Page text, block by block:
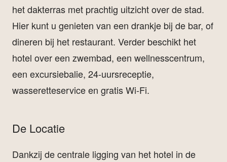
het dakterras met prachtig uitzicht over de stad.
Hier kunt u genieten van een drankje bij de bar, of
dineren bij het restaurant. Verder beschikt het
hotel over een zwembad, een wellnesscentrum,
een excursiebalie, 24-uursreceptie,
wasseretteservice en gratis Wi-Fi.
De Locatie
Dankzij de centrale ligging van het hotel in de